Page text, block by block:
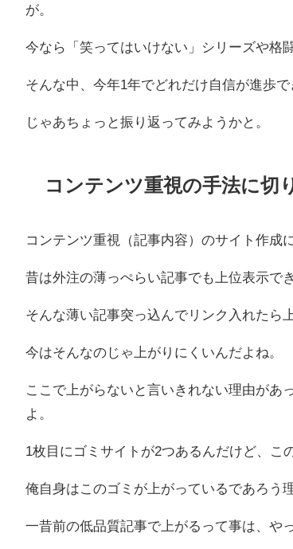
が。
今なら「笑ってはいけない」シリーズや格
そんな中、今年1年でどれだけ自信が進歩
じゃあちょっと振り返ってみようかと。
コンテンツ重視の手法に切
コンテンツ重視（記事内容）のサイト作成
昔は外注の薄っぺらい記事でも上位表示で
そんな薄い記事突っ込んでリンク入れたら
今はそんなのじゃ上がりにくいんだよね。
ここで上がらないと言いきれない理由があ
よ。
1枚目にゴミサイトが2つあるんだけど、こ
俺自身はこのゴミが上がっているであろう
一昔前の低品質記事で上がるって事は、や